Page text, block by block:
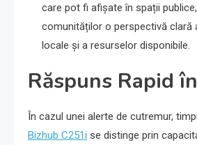
care pot fi afișate în spații
comunităților o perspectivă clară
locale și a resurselor disponibile.
Răspuns Rapid
În cazul unei alerte de cutremur,
Bizhub C251i se distinge prin